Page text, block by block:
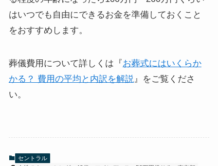
はいつでも自由にできるお金を準備しておくこと
をおすすめします。
葬儀費用について詳しくは『お葬式にはいくらか
かる？ 費用の平均と内訳を解説』をご覧くださ
い。
セントラル